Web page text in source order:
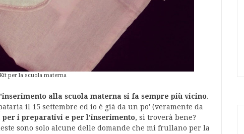
Kit per la scuola materna
alla scuola materna si fa sempre più vicino.
il 15 settembre ed io è già da un po' (veramente da
per i preparativi e per l'inserimento, si troverà bene?
sono solo alcune delle domande che mi frullano per la